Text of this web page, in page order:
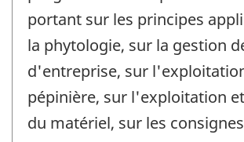
portant sur les principes
la phytologie, sur la gestion
d'entreprise, sur
pépinière, sur l'exploitation
du matériel, sur les